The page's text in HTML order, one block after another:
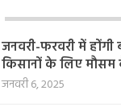
जनवरी-फरवरी में होंगी
किसानों के लिए मौसम
जनवरी 6, 2025